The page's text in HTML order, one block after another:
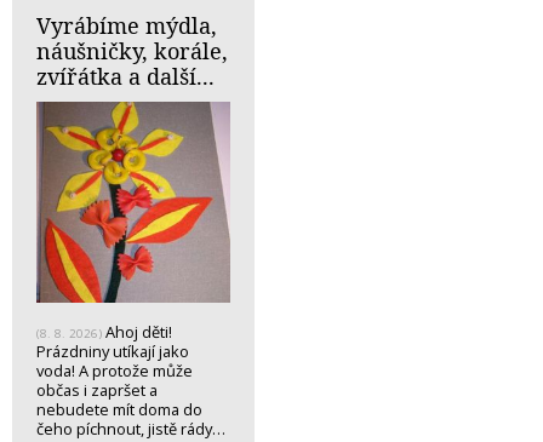
Vyrábíme mýdla,
náušničky, korále,
zvířátka a další...
(8. 8. 2026) Ahoj děti!
Prázdniny utíkají jako
voda! A protože může
občas i zapršet a
nebudete mít doma do
čeho píchnout, jistě rády…